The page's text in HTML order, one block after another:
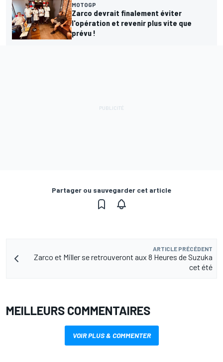
MOTOGP
Zarco devrait finalement éviter
l'opération et revenir plus vite que
prévu !
Partager ou sauvegarder cet article
ARTICLE PRÉCÉDENT
Zarco et Miller se retrouveront aux 8 Heures de Suzuka
cet été
MEILLEURS COMMENTAIRES
VOIR PLUS & COMMENTER